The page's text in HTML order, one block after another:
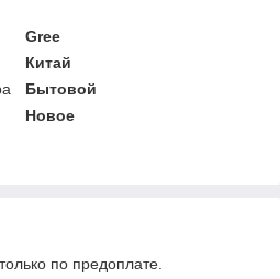
Gree
Китай
Бытовой
Новое
по предоплате.